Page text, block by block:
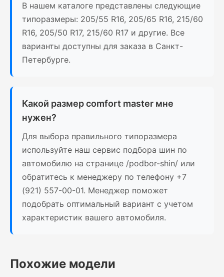
В нашем каталоге представлены следующие
типоразмеры: 205/55 R16, 205/65 R16, 215/60
R16, 205/50 R17, 215/60 R17 и другие. Все
варианты доступны для заказа в Санкт-
Петербурге.
Какой размер comfort master мне
нужен?
Для выбора правильного типоразмера
используйте наш сервис подбора шин по
автомобилю на странице /podbor-shin/ или
обратитесь к менеджеру по телефону +7
(921) 557-00-01. Менеджер поможет
подобрать оптимальный вариант с учетом
характеристик вашего автомобиля.
Похожие модели